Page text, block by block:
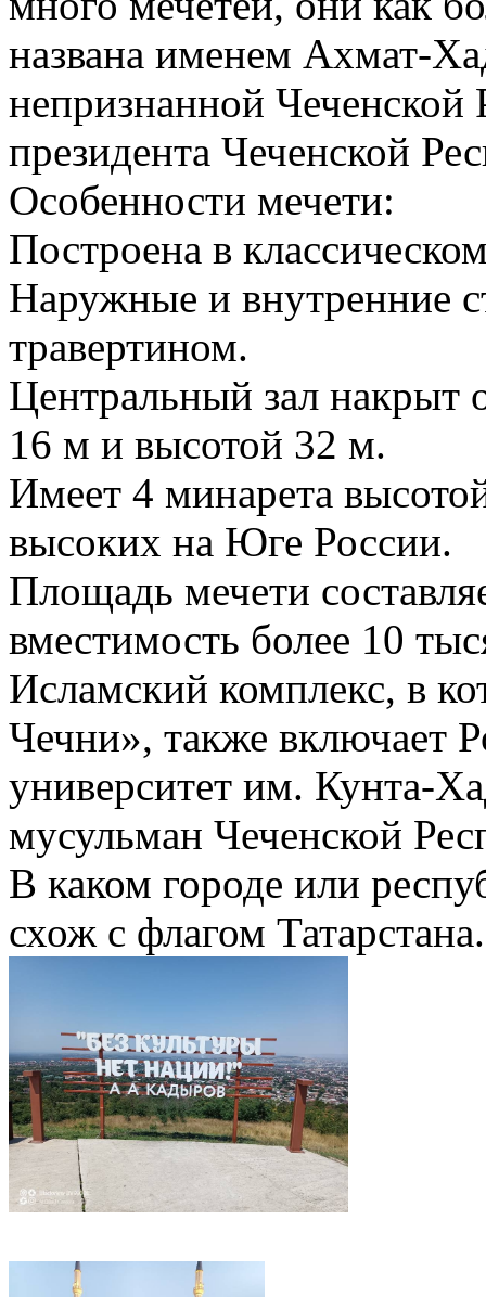
названа именем Ахмат-
непризнанной Чеченской
президента Чеченской
Особенности мечети:
Построена в
Наружные и внутренние
травертином.
Центральный зал
16 м и высотой 32 м.
Имеет 4 минарета
высоких на Юге России.
Площадь мечети
вместимость более 10
Исламский комплекс, в
Чечни», также включает
университет им. Кунта-
мусульман Чеченской
В каком городе или
схож с флагом Татарстана.